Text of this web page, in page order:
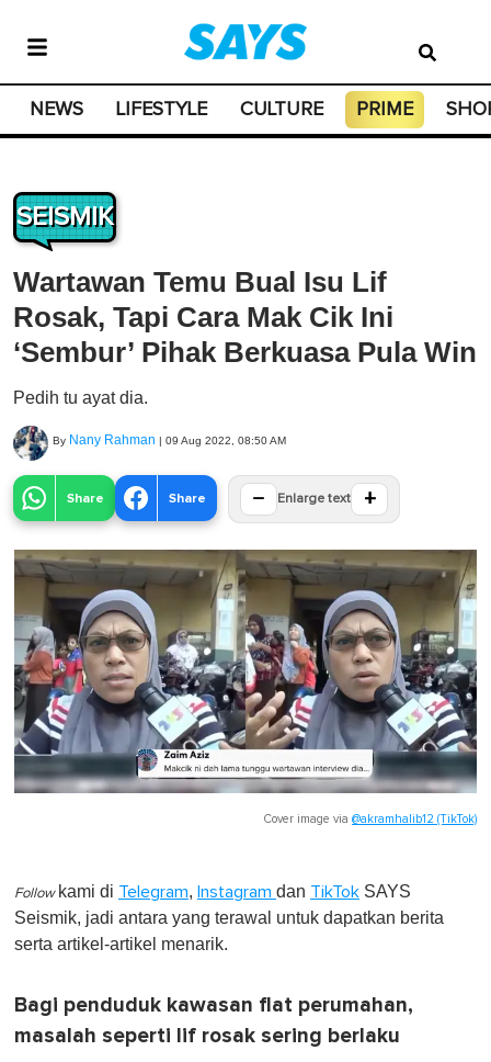
NEWS LIFESTYLE CULTURE PRIME
SEISMIK
Wartawan Temu Bual Isu Lif
Rosak, Tapi Cara Mak Cik Ini
‘Sembur’ Pihak Berkuasa Pula Win
Pedih tu ayat dia.
By Nany Rahman | 09 Aug 2022, 08:50 AM
Share Share − Enlarge text +
Cover image via @akramhalib12 (TikTok)
Follow kami di Telegram, Instagram dan TikTok SAYS
Seismik, jadi antara yang terawal untuk dapatkan berita
serta artikel-artikel menarik.
Bagi penduduk kawasan flat perumahan,
masalah seperti lif rosak sering berlaku